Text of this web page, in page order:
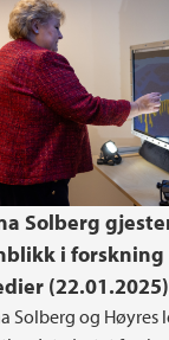
Solberg
i forskning
(22.01.2025)
Solberg og Høyres